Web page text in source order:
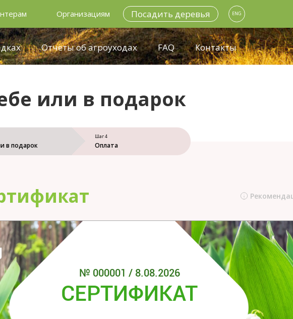
Организациям Посадить деревья ENG
Отчёты об агроуходах FAQ Контакты
или в подарок
в подарок
Шаг 4
Оплата
животными В память На свадьбу и день семьи 8 июля
№ 000001 / 8.08.2026
СЕРТИФИКАТ